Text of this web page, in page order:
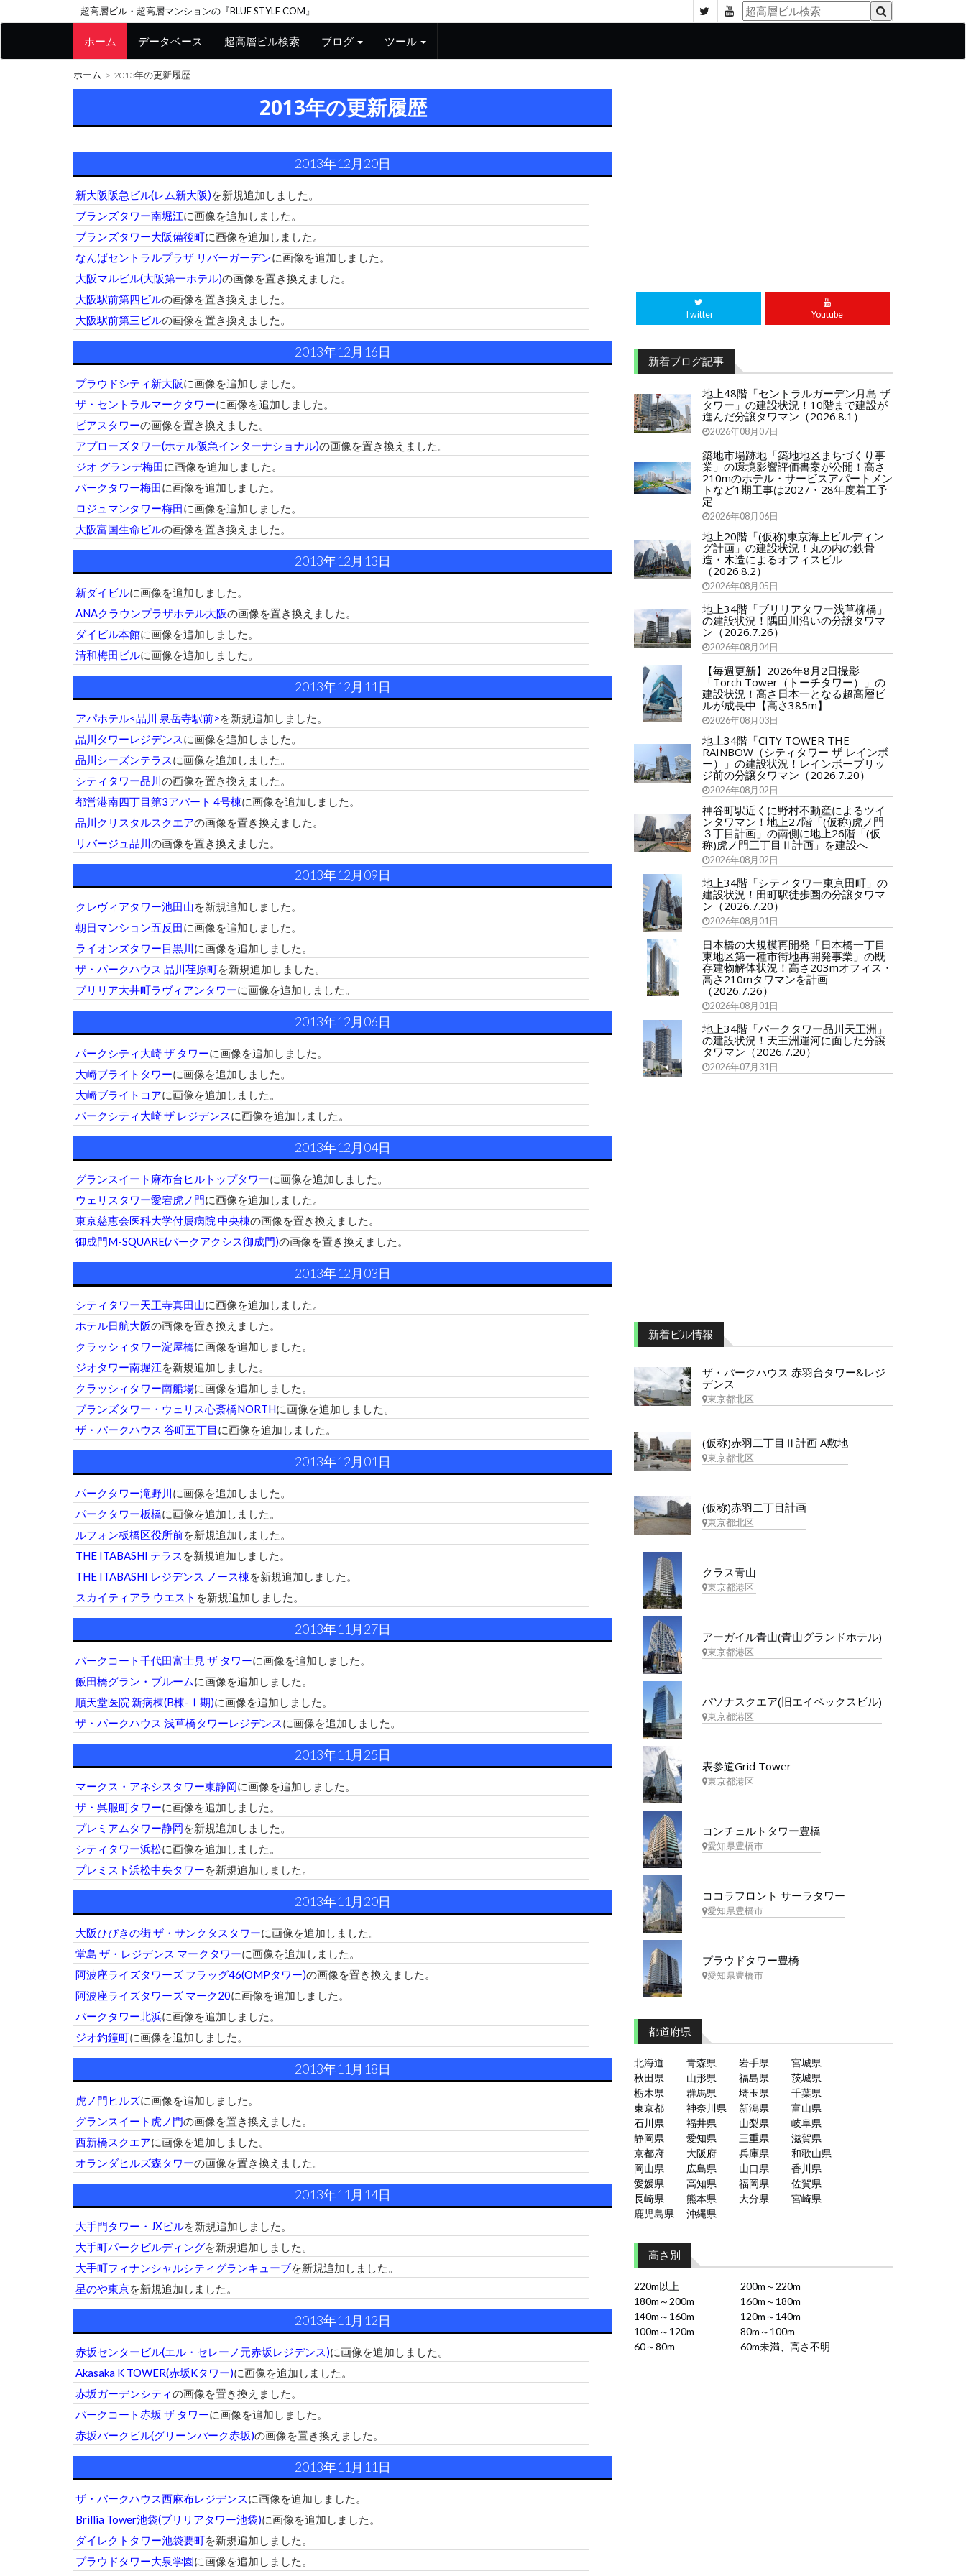
超高層ビル・超高層マンションの『BLUE STYLE COM』
ホーム データベース 超高層ビル検索 ブログ ツール
ホーム 2013年の更新履歴
2013年の更新履歴
2013年12月20日
新大阪阪急ビル(レム新大阪)を新規追加しました。
ブランズタワー南堀江に画像を追加しました。
ブランズタワー大阪備後町に画像を追加しました。
なんばセントラルプラザ リバーガーデンに画像を追加しました。
大阪マルビル(大阪第一ホテル)の画像を置き換えました。
大阪駅前第四ビルの画像を置き換えました。
大阪駅前第三ビルの画像を置き換えました。
2013年12月16日
プラウドシティ新大阪に画像を追加しました。
ザ・セントラルマークタワーに画像を追加しました。
ピアスタワーの画像を置き換えました。
アプローズタワー(ホテル阪急インターナショナル)の画像を置き換えました。
ジオ グランデ梅田に画像を追加しました。
パークタワー梅田に画像を追加しました。
ロジュマンタワー梅田に画像を追加しました。
大阪富国生命ビルの画像を置き換えました。
2013年12月13日
新ダイビルに画像を追加しました。
ANAクラウンプラザホテル大阪の画像を置き換えました。
ダイビル本館に画像を追加しました。
清和梅田ビルに画像を追加しました。
2013年12月11日
アパホテル<品川 泉岳寺駅前>を新規追加しました。
品川タワーレジデンスに画像を追加しました。
品川シーズンテラスに画像を追加しました。
シティタワー品川の画像を置き換えました。
都営港南四丁目第3アパート 4号棟に画像を追加しました。
品川クリスタルスクエアの画像を置き換えました。
リバージュ品川の画像を置き換えました。
2013年12月09日
クレヴィアタワー池田山を新規追加しました。
朝日マンション五反田に画像を追加しました。
ライオンズタワー目黒川に画像を追加しました。
ザ・パークハウス 品川荏原町を新規追加しました。
ブリリア大井町ラヴィアンタワーに画像を追加しました。
2013年12月06日
パークシティ大崎 ザ タワーに画像を追加しました。
大崎ブライトタワーに画像を追加しました。
大崎ブライトコアに画像を追加しました。
パークシティ大崎 ザ レジデンスに画像を追加しました。
2013年12月04日
グランスイート麻布台ヒルトップタワーに画像を追加しました。
ウェリスタワー愛宕虎ノ門に画像を追加しました。
東京慈恵会医科大学付属病院 中央棟の画像を置き換えました。
御成門M-SQUARE(パークアクシス御成門)の画像を置き換えました。
2013年12月03日
シティタワー天王寺真田山に画像を追加しました。
ホテル日航大阪の画像を置き換えました。
クラッシィタワー淀屋橋に画像を追加しました。
ジオタワー南堀江を新規追加しました。
クラッシィタワー南船場に画像を追加しました。
ブランズタワー・ウェリス心斎橋NORTHに画像を追加しました。
ザ・パークハウス 谷町五丁目 に画像を追加しました。
2013年12月01日
パークタワー滝野川に画像を追加しました。
パークタワー板橋に画像を追加しました。
ルフォン板橋区役所前を新規追加しました。
THE ITABASHI テラス を新規追加しました。
THE ITABASHI レジデンス ノース棟を新規追加しました。
スカイティアラ ウエスト を新規追加しました。
2013年11月27日
パークコート千代田富士見 ザ タワーに画像を追加しました。
飯田橋グラン・ブルームに画像を追加しました。
順天堂医院 新病棟(B棟-Ⅰ期)に画像を追加しました。
ザ・パークハウス 浅草橋タワーレジデンスに画像を追加しました。
2013年11月25日
マークス・アネシスタワー東静岡に画像を追加しました。
ザ・呉服町タワーに画像を追加しました。
プレミアムタワー静岡を新規追加しました。
シティタワー浜松に画像を追加しました。
プレミスト浜松中央タワーを新規追加しました。
2013年11月20日
大阪ひびきの街 ザ・サンクタスタワーに画像を追加しました。
堂島 ザ・レジデンス マークタワーに画像を追加しました。
阿波座ライズタワーズ フラッグ46(OMPタワー)の画像を置き換えました。
阿波座ライズタワーズ マーク20に画像を追加しました。
パークタワー北浜に画像を追加しました。
ジオ釣鐘町に画像を追加しました。
2013年11月18日
虎ノ門ヒルズに画像を追加しました。
グランスイート虎ノ門の画像を置き換えました。
西新橋スクエアに画像を追加しました。
オランダヒルズ森タワーの画像を置き換えました。
2013年11月14日
大手門タワー・JXビルを新規追加しました。
大手町パークビルディングを新規追加しました。
大手町フィナンシャルシティグランキューブを新規追加しました。
星のや東京を新規追加しました。
2013年11月12日
赤坂センタービル(エル・セレーノ元赤坂レジデンス)に画像を追加しました。
Akasaka K TOWER(赤坂Kタワー)に画像を追加しました。
赤坂ガーデンシティの画像を置き換えました。
パークコート赤坂 ザ タワーに画像を追加しました。
赤坂パークビル(グリーンパーク赤坂)の画像を置き換えました。
2013年11月11日
ザ・パークハウス西麻布レジデンスに画像を追加しました。
Brillia Tower池袋(ブリリアタワー池袋)に画像を追加しました。
ダイレクトタワー池袋要町を新規追加しました。
プラウドタワー大泉学園に画像を追加しました。
Twitter Youtube
新着ブログ記事
地上48階「セントラルガーデン月島 ザ
タワー」の建設状況！10階まで建設が
進んだ分譲タワマン（2026.8.1）
2026年08月07日
築地市場跡地「築地地区まちづくり事
業」の環境影響評価書案が公開！高さ
210mのホテル・サービスアパートメン
トなど1期工事は2027・28年度着工予
定
2026年08月06日
地上20階「(仮称)東京海上ビルディン
グ計画」の建設状況！丸の内の鉄骨
造・木造によるオフィスビル
（2026.8.2）
2026年08月05日
地上34階「ブリリアタワー浅草柳橋」
の建設状況！隅田川沿いの分譲タワマ
ン（2026.7.26）
2026年08月04日
【毎週更新】2026年8月2日撮影
「Torch Tower（トーチタワー）」の
建設状況！高さ日本一となる超高層ビ
ルが成長中【高さ385m】
2026年08月03日
地上34階「CITY TOWER THE
RAINBOW（シティタワー ザ レインボ
ー）」の建設状況！レインボーブリッ
ジ前の分譲タワマン（2026.7.20）
2026年08月02日
神谷町駅近くに野村不動産によるツイ
ンタワマン！地上27階「(仮称)虎ノ門
３丁目計画」の南側に地上26階「(仮
称)虎ノ門三丁目Ⅱ計画」を建設へ
2026年08月02日
地上34階「シティタワー東京田町」の
建設状況！田町駅徒歩圏の分譲タワマ
ン（2026.7.20）
2026年08月01日
日本橋の大規模再開発「日本橋一丁目
東地区第一種市街地再開発事業」の既
存建物解体状況！高さ203mオフィス・
高さ210mタワマンを計画
（2026.7.26）
2026年08月01日
地上34階「パークタワー品川天王洲」
の建設状況！天王洲運河に面した分譲
タワマン（2026.7.20）
2026年07月31日
新着ビル情報
ザ・パークハウス 赤羽台タワー&レジ
デンス
東京都北区
(仮称)赤羽二丁目Ⅱ計画 A敷地
東京都北区
(仮称)赤羽二丁目計画
東京都北区
クラス青山
東京都港区
アーガイル青山(青山グランドホテル)
東京都港区
パソナスクエア(旧エイベックスビル)
東京都港区
表参道Grid Tower
東京都港区
コンチェルトタワー豊橋
愛知県豊橋市
ココラフロント サーラタワー
愛知県豊橋市
プラウドタワー豊橋
愛知県豊橋市
都道府県
北海道 青森県 岩手県
宮城県
秋田県
山形県 福島県
茨城県
栃木県
群馬県 埼玉県
千葉県
東京都
神奈川県 新潟県
富山県
石川県
福井県 山梨県
岐阜県
静岡県
愛知県 三重県
滋賀県
京都府
大阪府 兵庫県
和歌山県
岡山県
広島県 山口県
香川県
愛媛県
高知県 福岡県
佐賀県
長崎県
熊本県 大分県
宮崎県
鹿児島県
沖縄県
高さ別
220m以上
200m～220m
180m～200m
160m～180m
140m～160m
120m～140m
100m～120m
80m～100m
60～80m
60m未満、高さ不明